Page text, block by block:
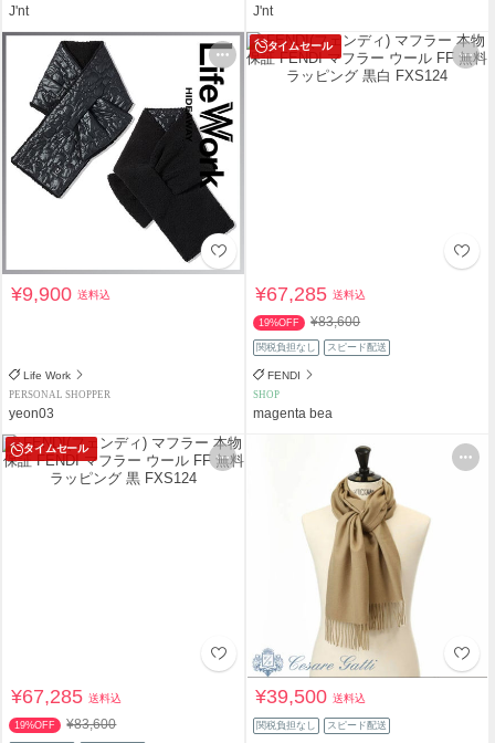
J'nt J'nt
¥9,900送料込
Life Work
PERSONAL SHOPPER
yeon03
タイムセール
¥67,285送料込
19%OFF ¥83,600
関税負担なし スピード配送
FENDI
SHOP
magenta bea
タイムセール
¥67,285送料込
19%OFF ¥83,600
¥39,500送料込
関税負担なし スピード配送